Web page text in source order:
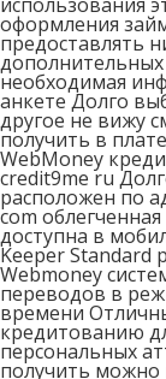
оформления
предоставлять
дополнительных
необходимая
анкете Долго
другое не вижу
получить в
WebMoney
credit9me ru
расположен по
com
доступна в
Keeper Standard
Webmoney
переводов в
времени
кредитованию
персональных
получить можно